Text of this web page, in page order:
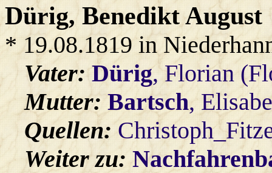
Dürig, Benedikt August
* 19.08.1819 in
Vater:Dürig, Florian
Mutter: Bartsch,
Quellen:
Weiter zu: